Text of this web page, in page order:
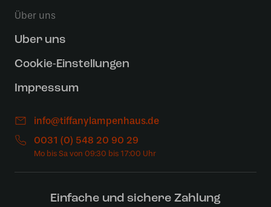
Über uns
Uber uns
Cookie-Einstellungen
Impressum
info@tiffanylampenhaus.de
0031 (0) 548 20 90 29
Einfache und sichere Zahlung